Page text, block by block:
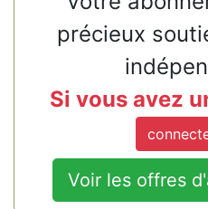
précieux
Si vous avez
Voir les offres